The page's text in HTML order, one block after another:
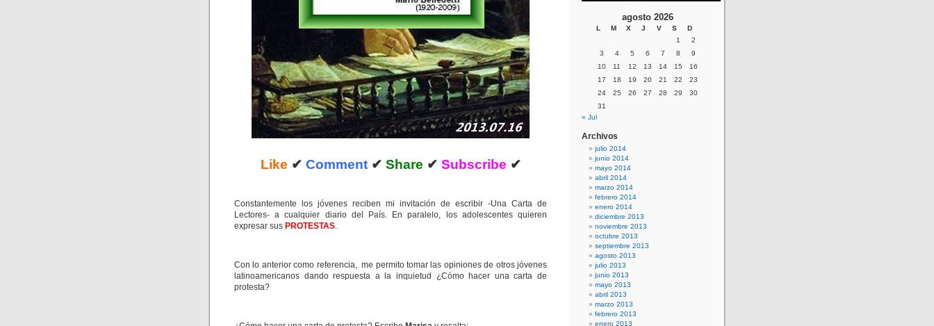
Like ✔ Comment✔ Share ✔ Subscribe ✔
Constantemente los jóvenes reciben mi invitación de escribir -Una Carta de
Lectores- a cualquier diario del País. En paralelo, los adolescentes quieren
expresar sus PROTESTAS.
Con lo anterior como referencia, me permito tomar las opiniones de otros jóvenes
latinoamericanos dando respuesta a la inquietud ¿Cómo hacer una carta de
protesta?
agosto 2026
L M X J V S
D
1
2
3
4 5 6 7 8
9
10
11 12 13 14 15
16
17
18 19 20 21 22
23
24
25 26 27 28 29
30
31
« Jul
Archivos
julio 2014
junio 2014
mayo 2014
abril 2014
marzo 2014
febrero 2014
enero 2014
diciembre 2013
noviembre 2013
octubre 2013
septiembre 2013
agosto 2013
julio 2013
junio 2013
mayo 2013
abril 2013
marzo 2013
febrero 2013
enero 2013